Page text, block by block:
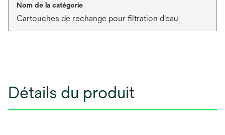
Nom de la catégorie
Cartouches de rechange pour filtration d'eau
Détails du produit